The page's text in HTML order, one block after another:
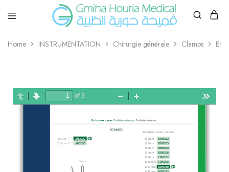
Gmiha
Medical
Gmiha
Medical
matériel
medical
Home INSTRUMENTATION Chirurgie générale Clamps